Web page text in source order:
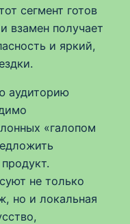
сегмент готов
взамен получает
и яркий,
аудиторию
«галопом
не только
но и локальная